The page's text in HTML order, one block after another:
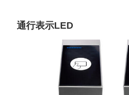
通行表示LED